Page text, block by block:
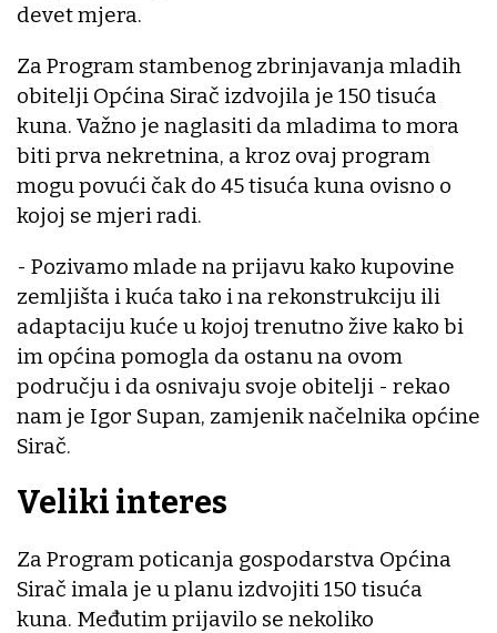
devet mjera.
Za Program stambenog zbrinjavanja mladih
obitelji Općina Sirač izdvojila je 150 tisuća
kuna. Važno je naglasiti da mladima to mora
biti prva nekretnina, a kroz ovaj program
mogu povući čak do 45 tisuća kuna ovisno o
kojoj se mjeri radi.
- Pozivamo mlade na prijavu kako kupovine
zemljišta i kuća tako i na rekonstrukciju ili
adaptaciju kuće u kojoj trenutno žive kako bi
im općina pomogla da ostanu na ovom
području i da osnivaju svoje obitelji - rekao
nam je Igor Supan, zamjenik načelnika općine
Sirač.
Veliki interes
Za Program poticanja gospodarstva Općina
Sirač imala je u planu izdvojiti 150 tisuća
kuna. Međutim prijavilo se nekoliko